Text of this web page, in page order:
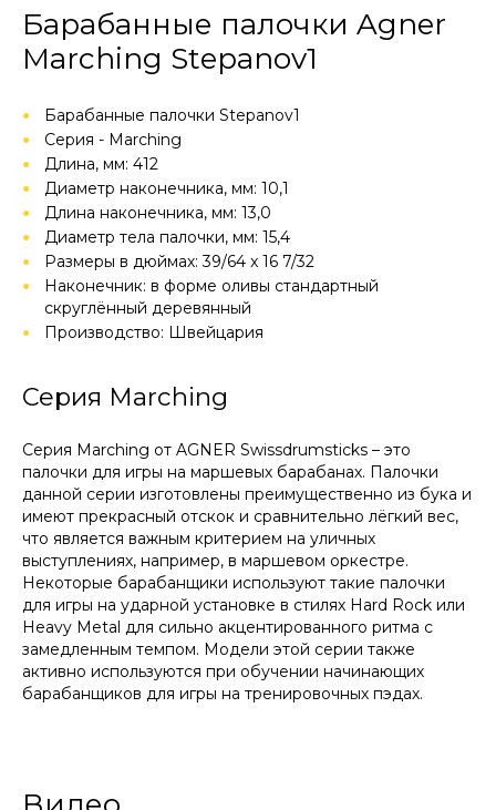
Барабанные палочки Agner
Marching Stepanov1
Барабанные палочки Stepanov1
Cерия - Marching
Длина, мм: 412
Диаметр наконечника, мм: 10,1
Длина наконечника, мм: 13,0
Диаметр тела палочки, мм: 15,4
Размеры в дюймах: 39/64 x 16 7/32
Наконечник: в форме оливы стандартный
скруглённый деревянный
Производство: Швейцария
Серия Marching
Серия Marching от AGNER Swissdrumsticks – это
палочки для игры на маршевых барабанах. Палочки
данной серии изготовлены преимущественно из бука и
имеют прекрасный отскок и сравнительно лёгкий вес,
что является важным критерием на уличных
выступлениях, например, в маршевом оркестре.
Некоторые барабанщики используют такие палочки
для игры на ударной установке в стилях Hard Rock или
Heavy Metal для сильно акцентированного ритма с
замедленным темпом. Модели этой серии также
активно используются при обучении начинающих
барабанщиков для игры на тренировочных пэдах.